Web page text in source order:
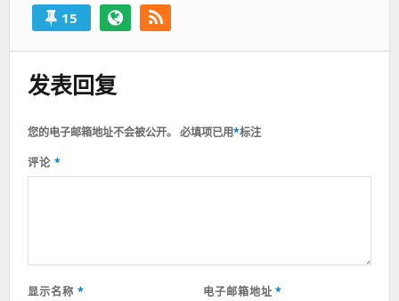
15
发表回复
您的电子邮箱地址不会被公开。 必填项已用*标注
评论 *
显示名称 * 电子邮箱地址*